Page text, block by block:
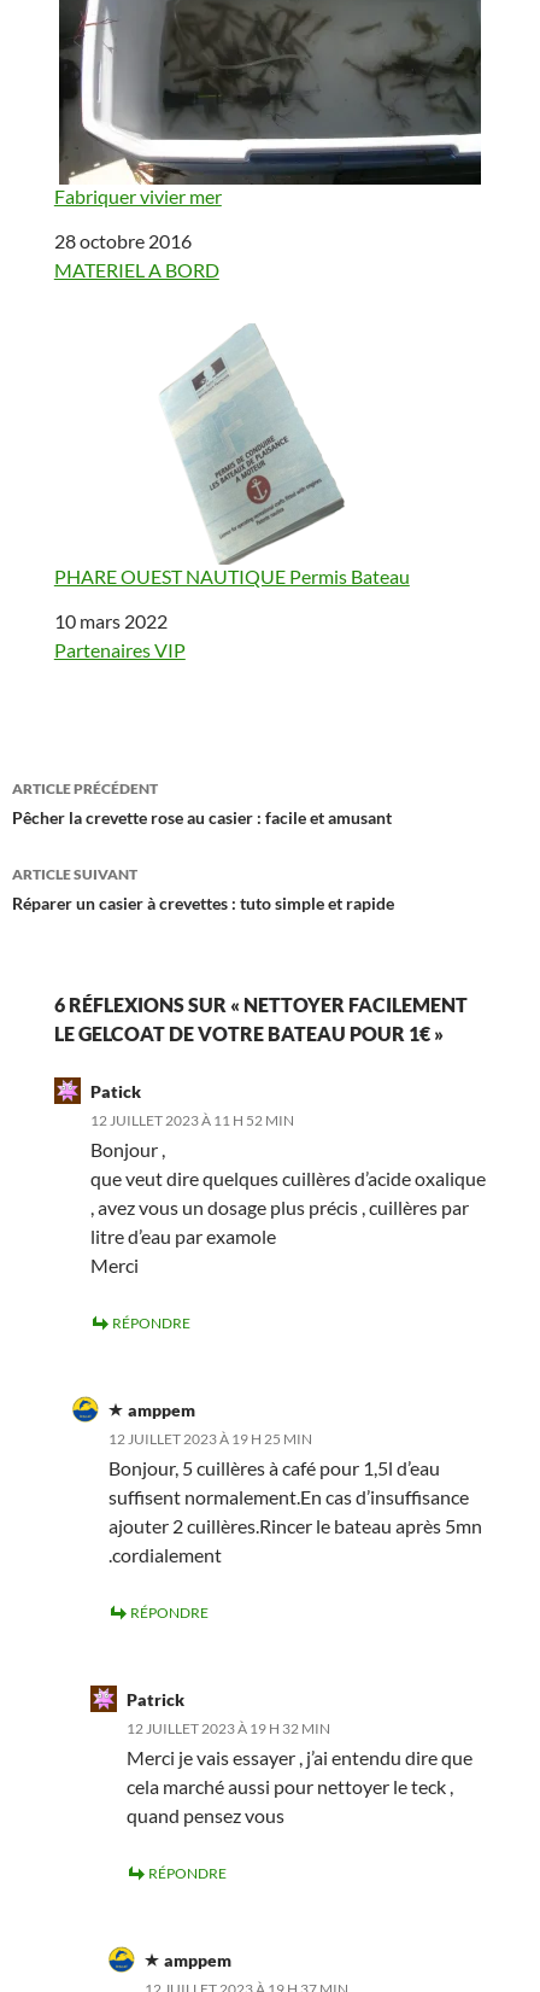
Fabriquer vivier mer
Date
28 octobre 2016
Par rapport à
MATERIEL A BORD
PHARE OUEST NAUTIQUE Permis Bateau
Date
10 mars 2022
Par rapport à
Partenaires VIP
Navigation
des
articles
ARTICLE PRÉCÉDENT
Pêcher la crevette rose au casier : facile et amusant
ARTICLE SUIVANT
Réparer un casier à crevettes : tuto simple et rapide
6 RÉFLEXIONS SUR « NETTOYER FACILEMENT
LE GELCOAT DE VOTRE BATEAU POUR 1€ »
Patick
12 JUILLET 2023 À 11 H 52 MIN
Bonjour ,
que veut dire quelques cuillères d’acide oxalique
, avez vous un dosage plus précis , cuillères par
litre d’eau par examole
Merci
RÉPONDRE
amppem
12 JUILLET 2023 À 19 H 25 MIN
Bonjour, 5 cuillères à café pour 1,5l d’eau
suffisent normalement.En cas d’insuffisance
ajouter 2 cuillères.Rincer le bateau après 5mn
.cordialement
RÉPONDRE
Patrick
12 JUILLET 2023 À 19 H 32 MIN
Merci je vais essayer , j’ai entendu dire que
cela marché aussi pour nettoyer le teck ,
quand pensez vous
RÉPONDRE
amppem